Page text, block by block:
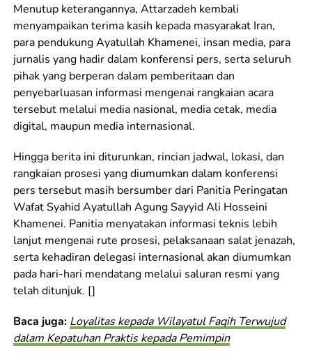
Menutup keterangannya, Attarzadeh kembali
menyampaikan terima kasih kepada masyarakat Iran,
para pendukung Ayatullah Khamenei, insan media, para
jurnalis yang hadir dalam konferensi pers, serta seluruh
pihak yang berperan dalam pemberitaan dan
penyebarluasan informasi mengenai rangkaian acara
tersebut melalui media nasional, media cetak, media
digital, maupun media internasional.
Hingga berita ini diturunkan, rincian jadwal, lokasi, dan
rangkaian prosesi yang diumumkan dalam konferensi
pers tersebut masih bersumber dari Panitia Peringatan
Wafat Syahid Ayatullah Agung Sayyid Ali Hosseini
Khamenei. Panitia menyatakan informasi teknis lebih
lanjut mengenai rute prosesi, pelaksanaan salat jenazah,
serta kehadiran delegasi internasional akan diumumkan
pada hari-hari mendatang melalui saluran resmi yang
telah ditunjuk. []
Baca juga: Loyalitas kepada Wilayatul Faqih Terwujud
dalam Kepatuhan Praktis kepada Pemimpin